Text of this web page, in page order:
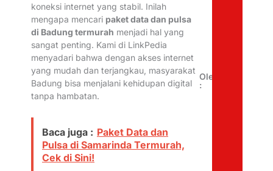
koneksi internet yang stabil. Inilah
mengapa mencari paket data dan pulsa
di Badung termurah menjadi hal yang
sangat penting. Kami di LinkPedia
menyadari bahwa dengan akses internet
yang mudah dan terjangkau, masyarakat
Badung bisa menjalani kehidupan digital
tanpa hambatan.
Baca juga : Paket Data dan
Pulsa di Samarinda Termurah,
Cek di Sini!
Oleh
: